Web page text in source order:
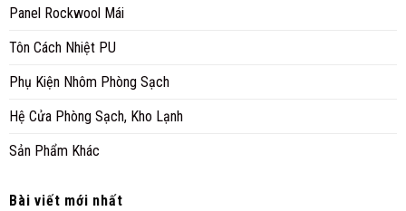
Panel Rockwool Mái
Tôn Cách Nhiệt PU
Phụ Kiện Nhôm Phòng Sạch
Hệ Cửa Phòng Sạch, Kho Lạnh
Sản Phẩm Khác
Bài viết mới nhất